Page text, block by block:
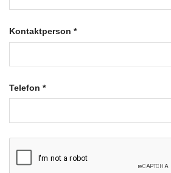
Kontaktperson *
Telefon *